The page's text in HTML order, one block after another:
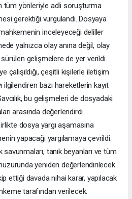
tüm yönleriyle adli soruşturma
gerektiği vurgulandı. Dosyaya
inceleyeceği deliller
yalnızca olay anına değil, olay
sürülen gelişmelere de yer verildi.
çalışıldığı, çeşitli kişilerle iletişim
bazı hareketlerin kayıt
bu gelişmeleri de dosyadaki
arasında değerlendirdi.
dosya yargı aşamasına
yapacağı yargılamaya çevrildi.
tanık beyanları ve tüm
yeniden değerlendirilecek.
ettiği davada nihai karar, yapılacak
tarafından verilecek.